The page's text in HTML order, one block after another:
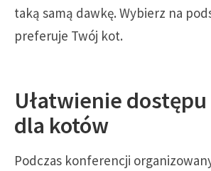
taką samą dawkę. Wybierz na
preferuje Twój kot.
Ułatwienie dostępu
dla kotów
Podczas konferencji